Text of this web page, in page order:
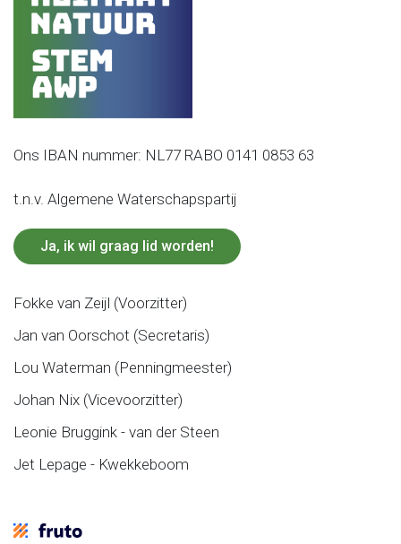
Ons IBAN nummer: NL77 RABO 0141 0853 63
t.n.v. Algemene Waterschapspartij
Ja, ik wil graag lid worden!
Fokke van Zeijl (Voorzitter)
Jan van Oorschot (Secretaris)
Lou Waterman (Penningmeester)
Johan Nix (Vicevoorzitter)
Leonie Bruggink - van der Steen
Jet Lepage - Kwekkeboom